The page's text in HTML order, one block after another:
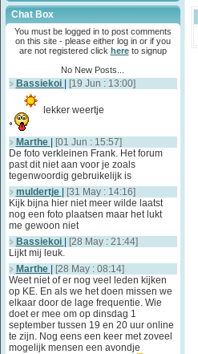
Chat Box
You must be logged in to post comments
on this site - please either log in or if you
are not registered click hereto signup
No New Posts...
Bassiekoi [19 Jun : 13:00]
lekker weertje
Marthe
[01 Jun : 15:57]
De foto verkleinen Frank. Het forum
past dit niet aan voor je zoals
tegenwoordig gebruikelijk is
muldertje
[31 May : 14:16]
Kijk bijna hier niet meer wilde laatst
nog een foto plaatsen maar het lukt
me gewoon niet
Bassiekoi
[28 May : 21:44]
Lijkt mij leuk.
Marthe
[28 May : 08:14]
Weet niet of er nog veel leden kijken
op KE. En als we het doen missen we
elkaar door de lage frequentie. Wie
doet er mee om op dinsdag 1
september tussen 19 en 20 uur online
te zijn. Nog eens een keer met zoveel
mogelijk mensen een avondje